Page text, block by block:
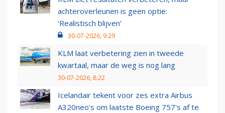
achteroverleunen is geen optie:
‘Realistisch blijven’
30-07-2026, 9:29
KLM laat verbetering zien in tweede
kwartaal, maar de weg is nog lang
30-07-2026, 8:22
Icelandair tekent voor zes extra Airbus
A320neo's om laatste Boeing 757's af te